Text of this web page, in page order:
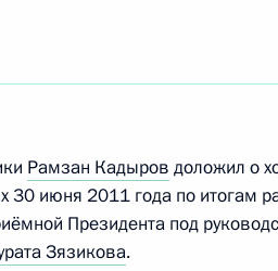
ряд руководящих
Рамзан Кадыров доложил о
30 июня 2011 года по итогам
Президента под
Зязикова.